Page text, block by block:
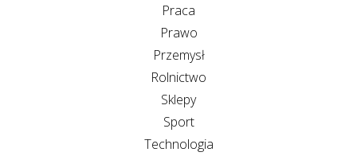
Praca
Prawo
Przemysł
Rolnictwo
Sklepy
Sport
Technologia